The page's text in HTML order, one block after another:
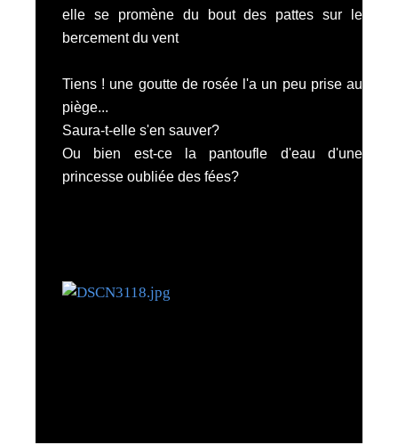
elle se promène du bout des pattes sur le
bercement du vent
Tiens ! une goutte de rosée l'a un peu prise au
piège...
Saura-t-elle s'en sauver?
Ou bien est-ce la pantoufle d'eau d'une
princesse oubliée des fées?